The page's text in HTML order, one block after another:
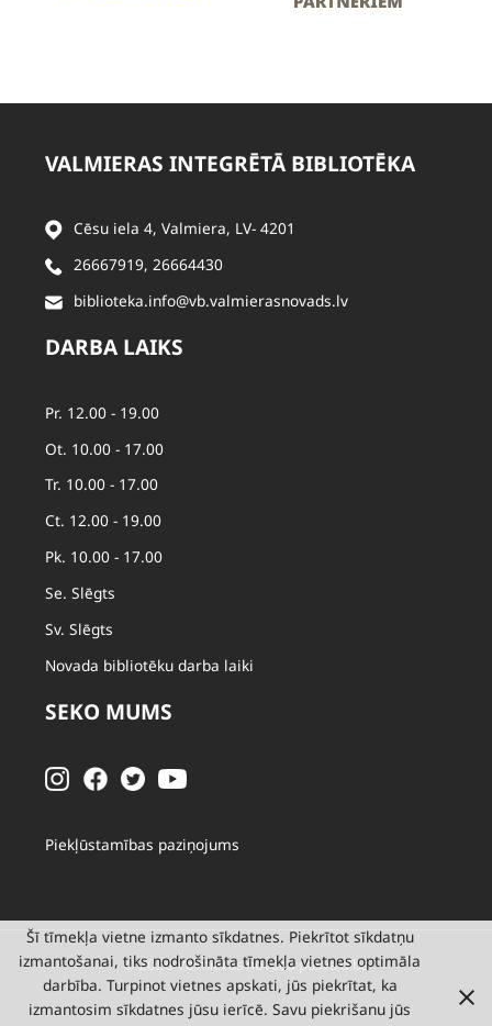
VALMIERAS INTEGRĒTĀ BIBLIOTĒKA
Cēsu iela 4, Valmiera, LV- 4201
26667919, 26664430
biblioteka.info@vb.valmierasnovads.lv
DARBA LAIKS
Pr. 12.00 - 19.00
Ot. 10.00 - 17.00
Tr. 10.00 - 17.00
Ct. 12.00 - 19.00
Pk. 10.00 - 17.00
Se. Slēgts
Sv. Slēgts
Novada bibliotēku darba laiki
SEKO MUMS
Piekļūstamības paziņojums
© 2026 Valmieras novada pašvaldība
Šī tīmekļa vietne izmanto sīkdatnes. Piekrītot sīkdatņu
izmantošanai, tiks nodrošināta tīmekļa vietnes optimāla
darbība. Turpinot vietnes apskati, jūs piekrītat, ka
izmantosim sīkdatnes jūsu ierīcē. Savu piekrišanu jūs